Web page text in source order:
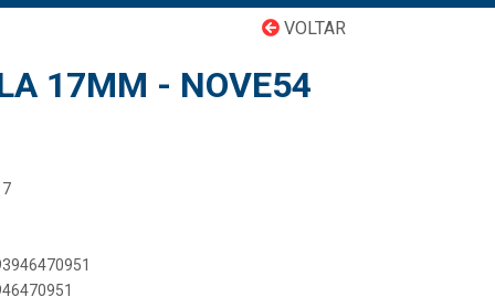
VOLTAR
17MM - NOVE54